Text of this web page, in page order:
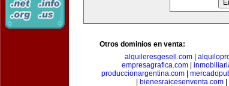
Otros dominios en venta:
alquileresgesell.com|
empresagrafica.com|
produccionargentina.com|
bienesraicesenventa.com|